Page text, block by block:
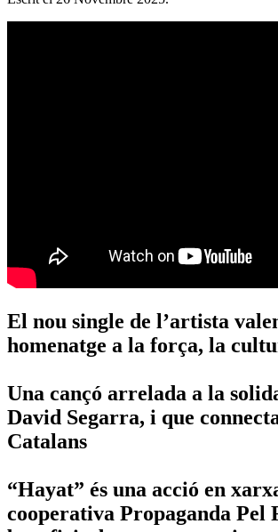
El nou single de l’artista
homenatge a la força, la
Una cançó arrelada a la
David Segarra, i que
Catalans
“Hayat” és una acció en
cooperativa Propaganda